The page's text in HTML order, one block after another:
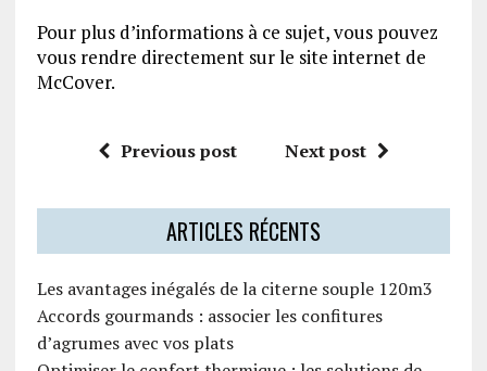
Pour plus d’informations à ce sujet, vous pouvez
vous rendre directement sur le site internet de
McCover.
Previous post Next post
ARTICLES RÉCENTS
Les avantages inégalés de la citerne souple 120m3
Accords gourmands : associer les confitures
d’agrumes avec vos plats